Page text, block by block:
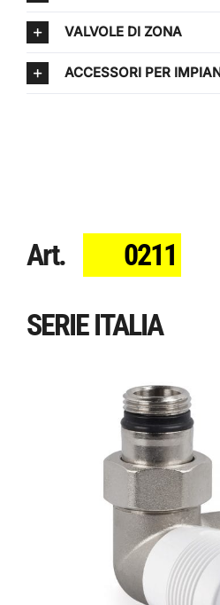
Art. 0211
SERIE ITALIA
VALVOLE DI ZONA
ACCESSORI PER